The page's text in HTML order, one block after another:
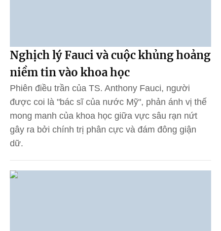
Nghịch lý Fauci và cuộc khủng hoảng
niềm tin vào khoa học
Phiên điều trần của TS. Anthony Fauci, người
được coi là "bác sĩ của nước Mỹ", phản ánh vị thế
mong manh của khoa học giữa vực sâu rạn nứt
gây ra bởi chính trị phân cực và đám đông giận
dữ.